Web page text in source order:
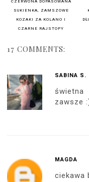
CZERWONA DOPASOWANA
SUKIENKA, ZAMSZOWE
KOZAKI ZA KOLANO I
CZARNE RAJSTOPY
17 COMMENTS:
SABINA S.
zawsze
MAGDA
ciekawa